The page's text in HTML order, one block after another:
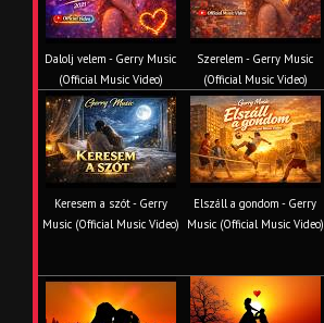
Dalolj velem - Gerry Music
(Official Music Video)
Szerelem - Gerry Music
(Official Music Video)
Keresem a szót - Gerry
Music (Official Music Video)
Elszáll a gondom - Gerry
Music (Official Music Video)